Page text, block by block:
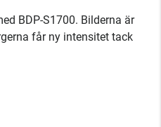
BDP-S1700. Bilderna är
får ny intensitet tack